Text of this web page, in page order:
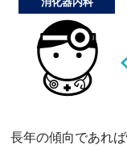
長年の傾向であれ